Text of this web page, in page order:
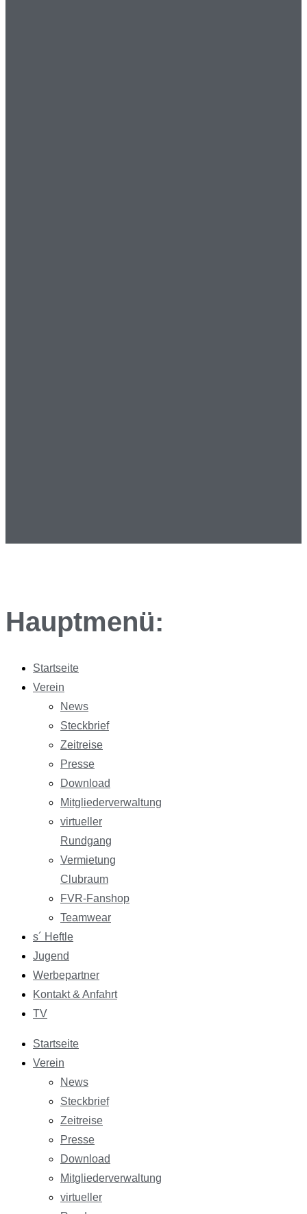
Hauptmenü:
Startseite
Verein
News
Steckbrief
Zeitreise
Presse
Download
Mitgliederverwaltung
virtueller
Rundgang
Vermietung
Clubraum
FVR-Fanshop
Teamwear
s´ Heftle
Jugend
Werbepartner
Kontakt & Anfahrt
TV
Startseite
Verein
News
Steckbrief
Zeitreise
Presse
Download
Mitgliederverwaltung
virtueller